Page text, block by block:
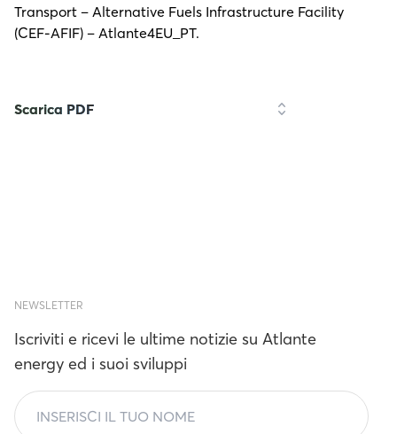
Transport – Alternative Fuels Infrastructure Facility
(CEF-AFIF) – Atlante4EU_PT.
Scarica PDF
NEWSLETTER
Iscriviti e ricevi le ultime notizie su Atlante
energy ed i suoi sviluppi